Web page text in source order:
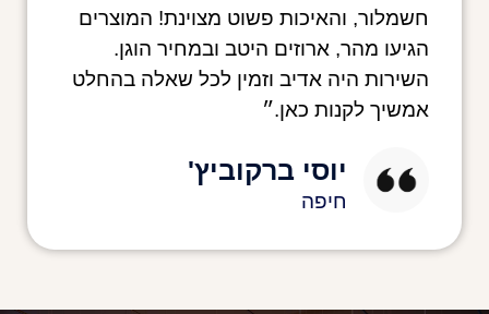
חשמלור, והאיכות פשוט מצוינת! המוצרים
הגיעו מהר, ארוזים היטב ובמחיר הוגן.
השירות היה אדיב וזמין לכל שאלה בהחלט
אמשיך לקנות כאן.״
יוסי ברקוביץ'
חיפה